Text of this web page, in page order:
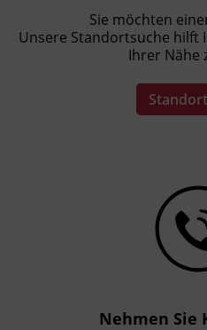
Sie möchten
Unsere Standortsuche hilft
Ihrer Nähe
Nehmen Sie